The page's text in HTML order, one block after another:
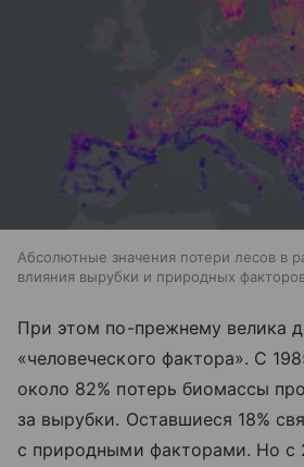
Абсолютные значения потери лесов в
влияния вырубки и природных
При этом по-прежнему велика
«человеческого фактора». С
около 82% потерь биомассы
за вырубки. Оставшиеся 18%
с природными факторами. Но с